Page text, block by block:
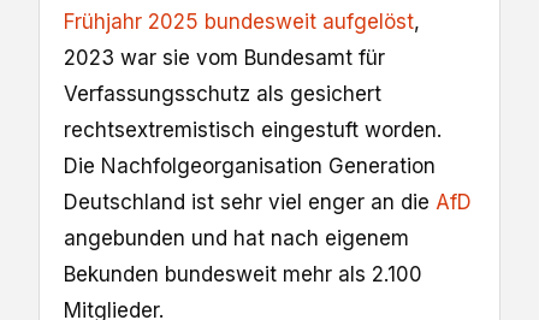
Frühjahr 2025 bundesweit aufgelöst,
2023 war sie vom Bundesamt für
Verfassungsschutz als gesichert
rechtsextremistisch eingestuft worden.
Die Nachfolgeorganisation Generation
Deutschland ist sehr viel enger an die AfD
angebunden und hat nach eigenem
Bekunden bundesweit mehr als 2.100
Mitglieder.